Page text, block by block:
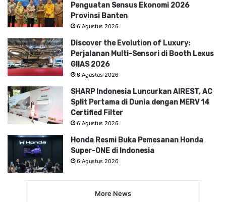
Penguatan Sensus Ekonomi 2026
Provinsi Banten
6 Agustus 2026
Discover the Evolution of Luxury:
Perjalanan Multi-Sensori di Booth Lexus
GIIAS 2026
6 Agustus 2026
SHARP Indonesia Luncurkan AIREST, AC
Split Pertama di Dunia dengan MERV 14
Certified Filter
6 Agustus 2026
Honda Resmi Buka Pemesanan Honda
Super-ONE di Indonesia
6 Agustus 2026
More News